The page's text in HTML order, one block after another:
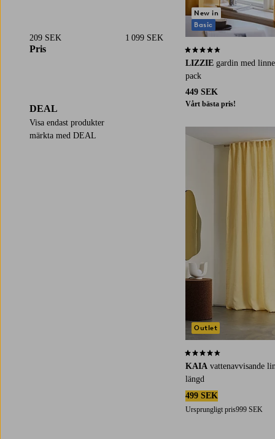
Pris
209 SEK 1 099 SEK
DEAL
Visa endast produkter
märkta med DEAL
LIZZIE gardin med
pack
449 SEK
Vårt bästa pris!
4,4 baserat på 182 st betyg
New in
Basic
KAIA vattenavvisande
längd
499 SEK
Ursprungligt pris999 SEK
4,3 baserat på 6 st betyg
Outlet